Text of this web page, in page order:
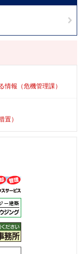
情報（危機管理課）
置）